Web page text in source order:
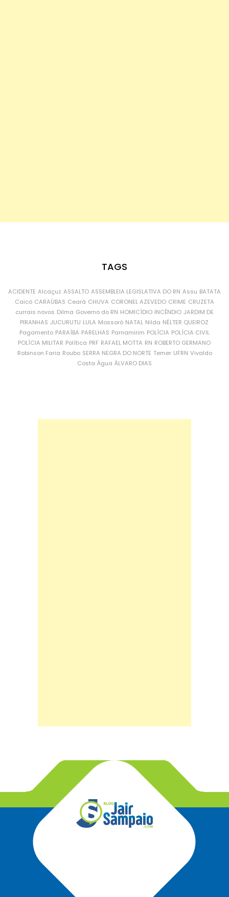
TAGS
ACIDENTE Alcaçuz ASSALTO ASSEMBLEIA LEGISLATIVA DO RN Assu BATATA
Caicó CARAÚBAS Ceará CHUVA CORONEL AZEVEDO CRIME CRUZETA
currais novos Dilma Governo do RN HOMICÍDIO INCÊNDIO JARDIM DE
PIRANHAS JUCURUTU LULA Mossoró NATAL Nilda NÉLTER QUEIROZ
Pagamento PARAÍBA PARELHAS Parnamirim POLÍCIA POLÍCIA CIVIL
POLÍCIA MILITAR Política PRF RAFAEL MOTTA RN ROBERTO GERMANO
Robinson Faria Roubo SERRA NEGRA DO NORTE Temer UFRN Vivaldo
Costa Água ÁLVARO DIAS